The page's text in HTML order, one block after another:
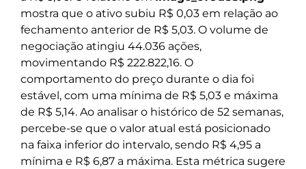
mostra que o ativo subiu R$ 0,03 em relação ao
fechamento anterior de R$ 5,03. O volume de
negociação atingiu 44.036 ações,
movimentando R$ 222.822,16. O
comportamento do preço durante o dia foi
estável, com uma mínima de R$ 5,03 e máxima
de R$ 5,14. Ao analisar o histórico de 52 semanas,
percebe-se que o valor atual está posicionado
na faixa inferior do intervalo, sendo R$ 4,95 a
mínima e R$ 6,87 a máxima. Esta métrica sugere